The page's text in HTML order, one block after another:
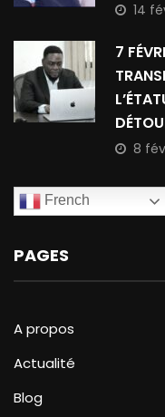
14
7
8
French
PAGES
A propos
Actualité
Blog